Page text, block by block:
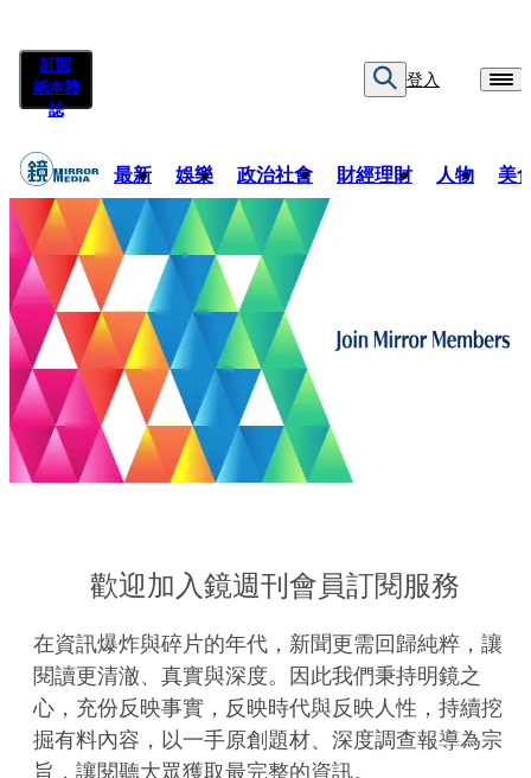
訂閱
紙本雜
誌
登入
最新 娛樂 政治社會 財經理財 人物 美
歡迎加入鏡週刊會員訂閱服務
在資訊爆炸與碎片的年代，新聞更需回歸純粹，讓
閱讀更清澈、真實與深度。因此我們秉持明鏡之
心，充份反映事實，反映時代與反映人性，持續挖
掘有料內容，以一手原創題材、深度調查報導為宗
旨，讓閱聽大眾獲取最完整的資訊。